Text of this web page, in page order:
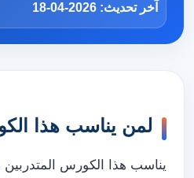
آخر تحديث: 2026-04-18
لمن يناسب هذا
يناسب هذا الكورس المتدربين